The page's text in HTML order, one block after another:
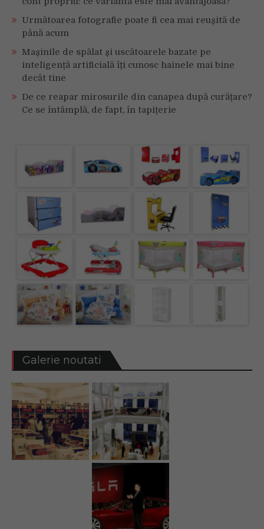
Următoarea fotografie poate fi cea mai reușită de
până acum
Mașinile de spălat și uscătoarele bazate pe
inteligență artificială îți cunosc hainele mai bine
decât tine
De ce reapar mirosurile din canapea după curățare?
Ce se întâmplă, de fapt, în tapițerie
Galerie noutati